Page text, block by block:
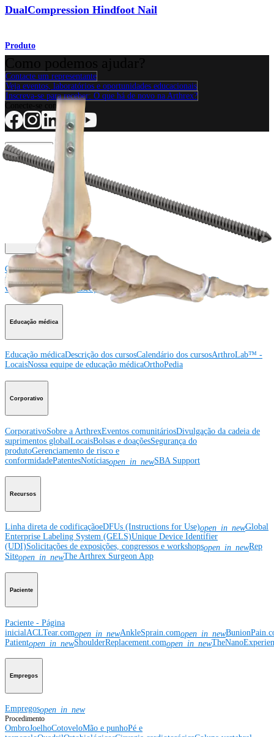
DualCompression Hindfoot Nail
Produto
Contacte um representante
Veja eventos, laboratórios e oportunidades educacionais
Inscreva-se para receber: O que há de novo na Arthrex?
Conecte-se conosco
Procedimento
Joelho Mão e punhoPé e
Quadril Ortobiológicos Cirurgia cardiotorácica
OmbroJoelhoCotoveloMão e punho
Pé e
tornozelo
OrtobiológicosCirurgia cardiotorácica
Coluna
vertebralImagem e ressecção
Educação médica
Educação médicaDescrição dos cursosCalendário dos cursosArthroLab™ -
LocaisNossa equipe de educação médicaOrthoPedia
Corporativo
CorporativoSobre a ArthrexEventos comunitáriosDivulgação da cadeia de
suprimentos globalLocaisBolsas e doaçõesSegurança do
produtoGerenciamento de risco e
conformidadePatentesNotíciasopen_in_newSBA Support
Recursos
Linha direta de codificaçãoeDFUs (Instructions for Use)open_in_newGlobal
Enterprise Labeling System (GELS)Unique Device Identifier
(UDI)Solicitações de exposições, congressos e workshopsopen_in_newRep
Siteopen_in_newThe Arthrex Surgeon App
Paciente
Paciente - Página
inicial ACLTear.comopen_in_newAnkleSprain.comopen_in_new
Patientopen_in_newShoulderReplacement.comopen_in_new
Empregos
Empregosopen_in_new
Procedimento
OmbroJoelhoCotoveloMão e punhoPé e